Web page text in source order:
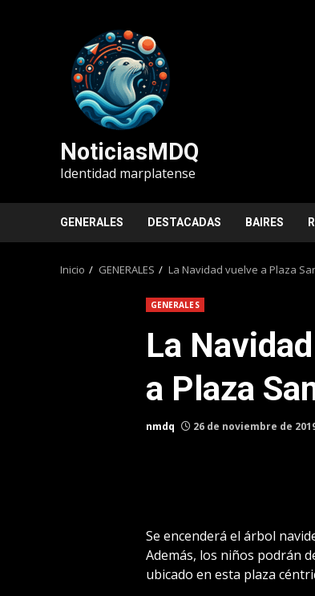
NoticiasMDQ
Identidad marplatense
GENERALES DESTACADAS BAIRES
Inicio GENERALES La Navidad vuelve a Plaza
GENERALES
La
a Plaza
nmdq 26 de noviembre de
Se encenderá el árbol
Además, los niños podrán
ubicado en esta plaza